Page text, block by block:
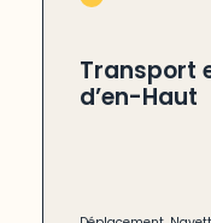
Transport
d’en-Haut